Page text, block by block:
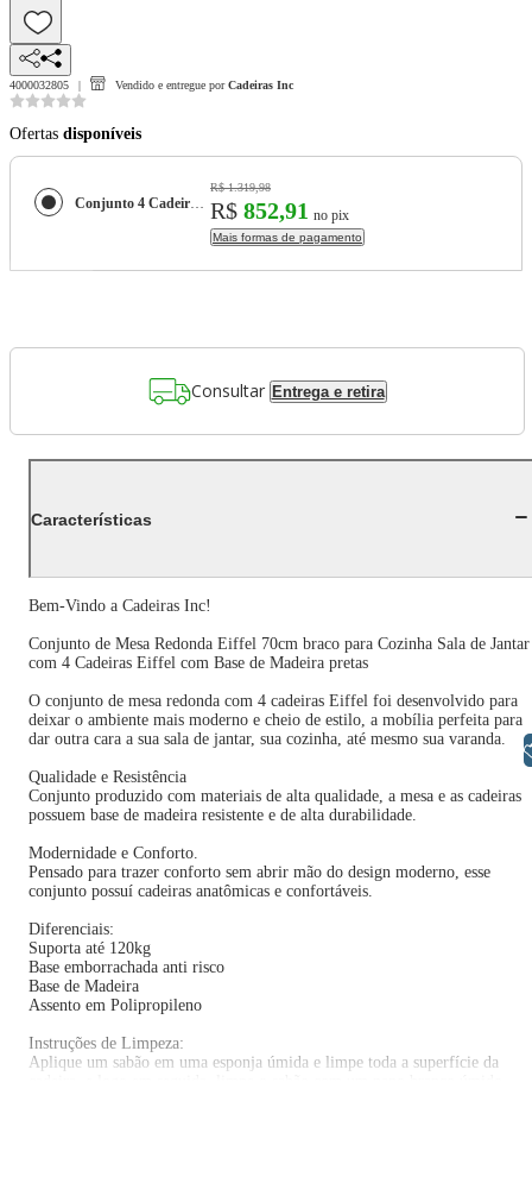
4000032805 Vendido e entregue por Cadeiras Inc
Ofertas disponíveis
Conjunto 4 Cadeiras De Jantar Cozinha Charles Eames Eiffel Preta Com Mesa Redonda De Jantar 70cm Branca
R$ 1.319,98
R$ 852,91 no pix
Mais formas de pagamento
Consultar Entrega e retira
Características
Bem-Vindo a Cadeiras Inc!
Conjunto de Mesa Redonda Eiffel 70cm braco para Cozinha Sala de Jantar
com 4 Cadeiras Eiffel com Base de Madeira pretas
O conjunto de mesa redonda com 4 cadeiras Eiffel foi desenvolvido para
deixar o ambiente mais moderno e cheio de estilo, a mobília perfeita para
dar outra cara a sua sala de jantar, sua cozinha, até mesmo sua varanda.
Qualidade e Resistência
Conjunto produzido com materiais de alta qualidade, a mesa e as cadeiras
possuem base de madeira resistente e de alta durabilidade.
Modernidade e Conforto.
Pensado para trazer conforto sem abrir mão do design moderno, esse
conjunto possuí cadeiras anatômicas e confortáveis.
Diferenciais:
Suporta até 120kg
Base emborrachada anti risco
Base de Madeira
Assento em Polipropileno
Instruções de Limpeza:
Aplique um sabão em uma esponja úmida e limpe toda a superfície da
Libras